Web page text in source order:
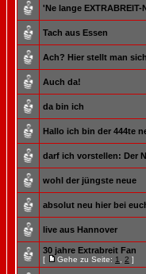
'Ne lange
Tach aus Essen
Ach? Hier stellt man
Auch da!
da bin ich
Hallo ich bin der 444te
darf ich vorstellen: Der
wohl der jüngste neue
absolut neu hier bei
live aus Hannover
30 jahre Extrabreit Fan
[ Gehe zu Seite: 1 2 ]